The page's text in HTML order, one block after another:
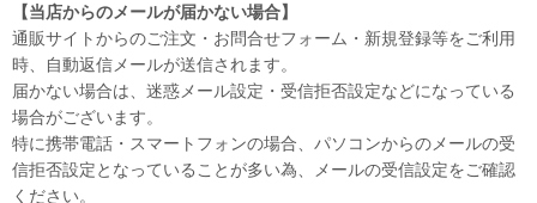
【当店からのメールが届かない場合】
通販サイトからのご注文・お問合せフォーム・新規登録等をご利用
時、自動返信メールが送信されます。
届かない場合は、迷惑メール設定・受信拒否設定などになっている
場合がございます。
特に携帯電話・スマートフォンの場合、パソコンからのメールの受
信拒否設定となっていることが多い為、メールの受信設定をご確認
ください。